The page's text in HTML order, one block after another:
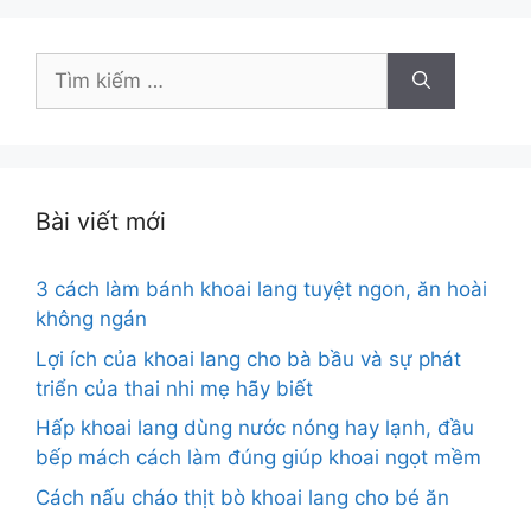
Tìm
Bài viết mới
3 cách làm bánh khoai lang tuyệt ngon, ăn hoài
không ngán
Lợi ích của khoai lang cho bà bầu và sự phát
triển của thai nhi mẹ hãy biết
Hấp khoai lang dùng nước nóng hay lạnh, đầu
bếp mách cách làm đúng giúp khoai ngọt mềm
Cách nấu cháo thịt bò khoai lang cho bé ăn